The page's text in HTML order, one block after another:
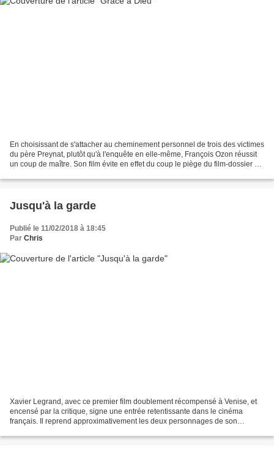
En choisissant de s'attacher au cheminement personnel de trois des victimes
du père Preynat, plutôt qu'à l'enquête en elle-même, François Ozon réussit
un coup de maître. Son film évite en effet du coup le piège du film-dossier et
Jusqu'à la garde
Publié le 11/02/2018 à 18:45
Par Chris
Xavier Legrand, avec ce premier film doublement récompensé à Venise, et
encensé par la critique, signe une entrée retentissante dans le cinéma
français. Il reprend approximativement les deux personnages de son